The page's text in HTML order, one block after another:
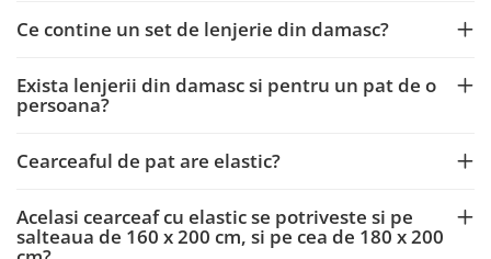
Ce contine un set de lenjerie din damasc?
Exista lenjerii din damasc si pentru un pat de o
persoana?
Cearceaful de pat are elastic?
Acelasi cearceaf cu elastic se potriveste si pe
salteaua de 160 x 200 cm, si pe cea de 180 x 200